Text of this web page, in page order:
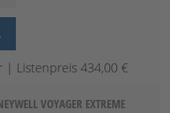
| Listenpreis 434,00 €
VOYAGER EXTREME